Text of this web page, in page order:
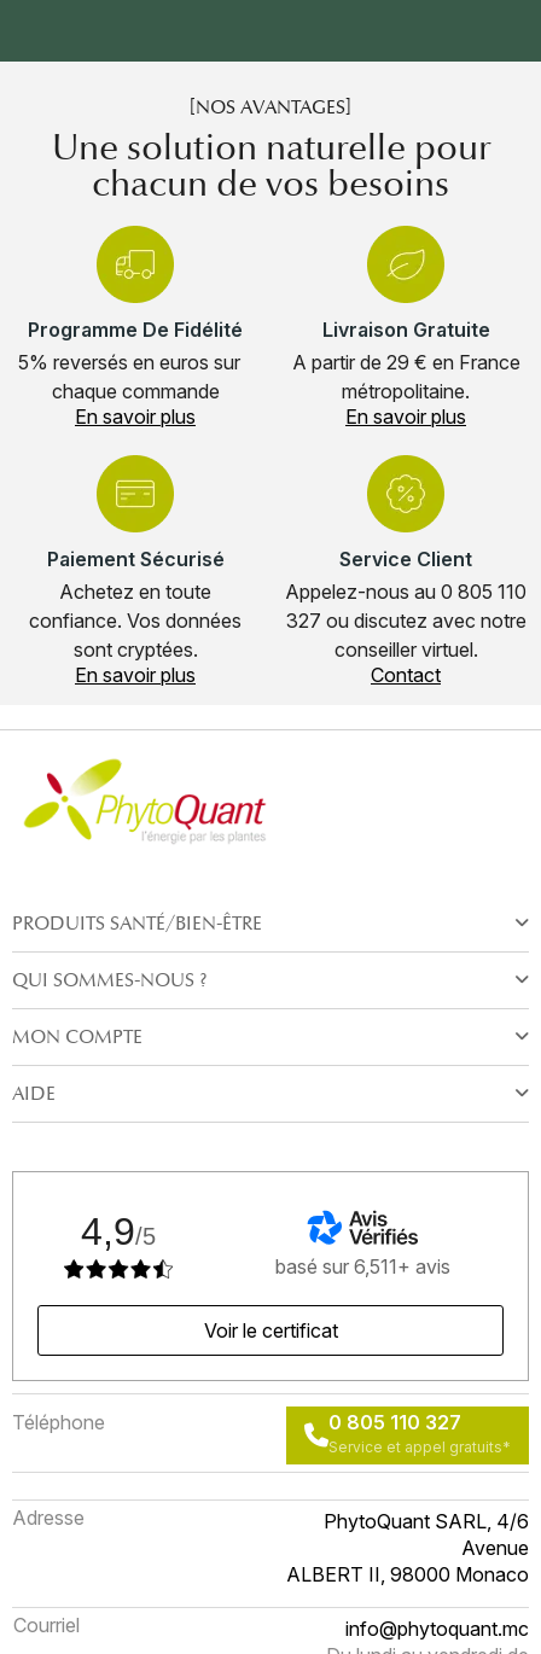
[NOS AVANTAGES]
Une solution naturelle pour
chacun de vos besoins
Programme De Fidélité
5% reversés en euros sur
chaque commande
En savoir plus
Livraison Gratuite
A partir de 29 € en France
métropolitaine.
En savoir plus
Paiement Sécurisé
Achetez en toute
confiance. Vos données
sont cryptées.
En savoir plus
Service Client
Appelez-nous au 0 805 110
327 ou discutez avec notre
conseiller virtuel.
Contact
PRODUITS SANTÉ/BIEN-ÊTRE
QUI SOMMES-NOUS ?
MON COMPTE
AIDE
4,9/5
basé sur 6,511+ avis
Voir le certificat
Téléphone 0 805 110 327
Service et appel gratuits*
Adresse
PhytoQuant SARL, 4/6
Avenue
ALBERT II, 98000 Monaco
Courriel
info@phytoquant.mc